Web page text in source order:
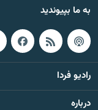
به ما بپیوندید
رادیو فردا
درباره